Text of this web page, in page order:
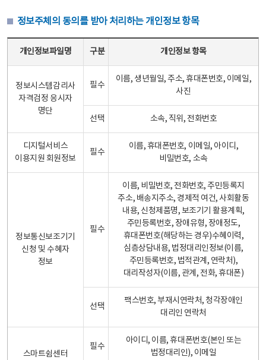
정보주체의 동의를 받아 처리하는 개인정보 항목
개인정보파일명 구분 개인정보 항목
정보시스템감리사
자격검정 응시자
명단
필수
이름, 생년월일, 주소, 휴대폰번호, 이메일,
사진
선택 소속, 직위, 전화번호
디지털서비스
이용지원 회원정보
필수
이름, 휴대폰번호, 이메일, 아이디,
비밀번호, 소속
정보통신보조기기
신청 및 수혜자
정보
필수
이름, 비밀번호, 전화번호, 주민등록지
주소, 배송지주소, 경제적 여건, 사회활동
내용, 신청제품명, 보조기기 활용계획,
주민등록번호, 장애유형, 장애정도,
휴대폰번호(해당하는 경우)수혜이력,
심층상담내용, 법정대리인정보(이름,
주민등록번호, 법적관계, 연락처),
대리작성자(이름, 관계, 전화, 휴대폰)
선택
팩스번호, 부재시연락처, 청각장애인
대리인 연락처
스마트쉼센터
필수
아이디, 이름, 휴대폰번호(본인 또는
법정대리인), 이메일